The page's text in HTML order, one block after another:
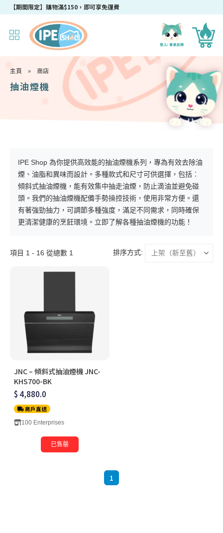
【期間限定】購物滿$150，即可享免運費
主頁 » 商店
抽油煙機
IPE Shop 為你提供高效能的抽油煙機系列，專為有效去除油
煙、油脂和異味而設計。多種款式和尺寸可供選擇，包括︰
傾斜式抽油煙機，能有效集中抽走油煙，防止滴油並避免碰
頭。我們的抽油煙機配備手勢操控技術，使用非常方便。還
有著強勁抽力，可調節多種強度，滿足不同需求，同時確保
更清潔健康的烹飪環境。立即了解各種抽油煙機的功能！
項目 1 - 16 從總數 1 排序方式:
JNC – 傾斜式抽油煙機 JNC-
KHS700-BK
$ 4,880.0
商戶直送
100 Enterprises
已售罄
1